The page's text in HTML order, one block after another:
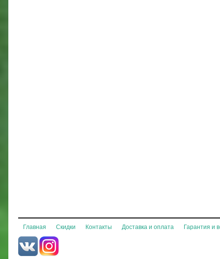
Главная Скидки Контакты Доставка и оплата Гарантия и